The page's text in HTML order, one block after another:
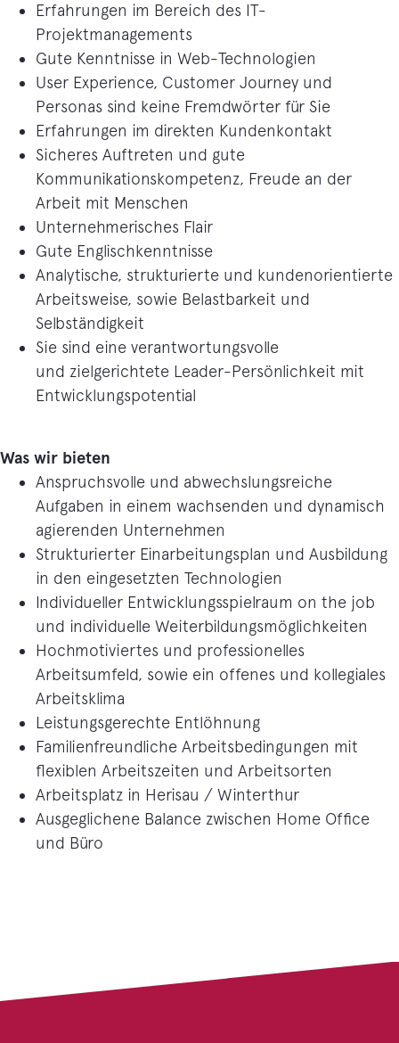
Erfahrungen im Bereich des IT-
Projektmanagements
Gute Kenntnisse in Web-Technologien
User Experience, Customer Journey und
Personas sind keine Fremdwörter für Sie
Erfahrungen im direkten Kundenkontakt
Sicheres Auftreten und gute
Kommunikationskompetenz, Freude an der
Arbeit mit Menschen
Unternehmerisches Flair
Gute Englischkenntnisse
Analytische, strukturierte und kundenorientierte
Arbeitsweise, sowie Belastbarkeit und
Selbständigkeit
Sie sind eine verantwortungsvolle
und zielgerichtete Leader-Persönlichkeit mit
Entwicklungspotential
Was wir bieten
Anspruchsvolle und abwechslungsreiche
Aufgaben in einem wachsenden und dynamisch
agierenden Unternehmen
Strukturierter Einarbeitungsplan und Ausbildung
in den eingesetzten Technologien
Individueller Entwicklungsspielraum on the job
und individuelle Weiterbildungsmöglichkeiten
Hochmotiviertes und professionelles
Arbeitsumfeld, sowie ein offenes und kollegiales
Arbeitsklima
Leistungsgerechte Entlöhnung
Familienfreundliche Arbeitsbedingungen mit
flexiblen Arbeitszeiten und Arbeitsorten
Arbeitsplatz in Herisau / Winterthur
Ausgeglichene Balance zwischen Home Office
und Büro